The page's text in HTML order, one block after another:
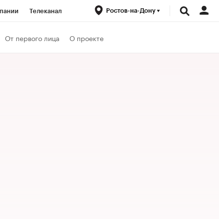
Телеканал Ростов-на-Дону
От первого лица О проекте